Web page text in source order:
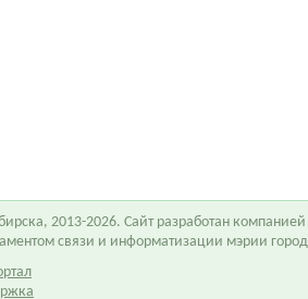
2013-2026. Сайт разработан компанией
связи и информатизации мэрии